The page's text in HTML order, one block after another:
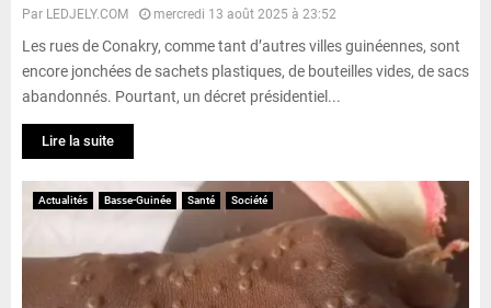
Par LEDJELY.COM mercredi 13 août 2025 à 23:52
Les rues de Conakry, comme tant d’autres villes guinéennes, sont
encore jonchées de sachets plastiques, de bouteilles vides, de sacs
abandonnés. Pourtant, un décret présidentiel...
Lire la suite
Actualités Basse-Guinée Santé Société